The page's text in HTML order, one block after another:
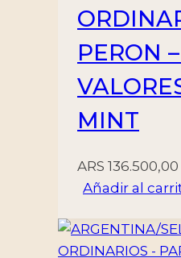
PERON
MINT
ARS 136.500,00
Añadir al